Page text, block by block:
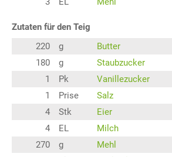
Zutaten für den Teig
220
g
Butter
180
g
Staubzucker
1
Pk
Vanillezucker
1
Prise
Salz
4
Stk
Eier
4
EL
Milch
270
g
Mehl